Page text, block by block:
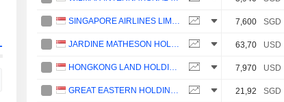
SINGAPORE AIRLINES LIMITED 7,600 SGD
JARDINE MATHESON HOLDINGS LIMITED 63,70 USD
HONGKONG LAND HOLDINGS LIMITED 7,970 USD
GREAT EASTERN HOLDINGS LIMITED 21,92 SGD